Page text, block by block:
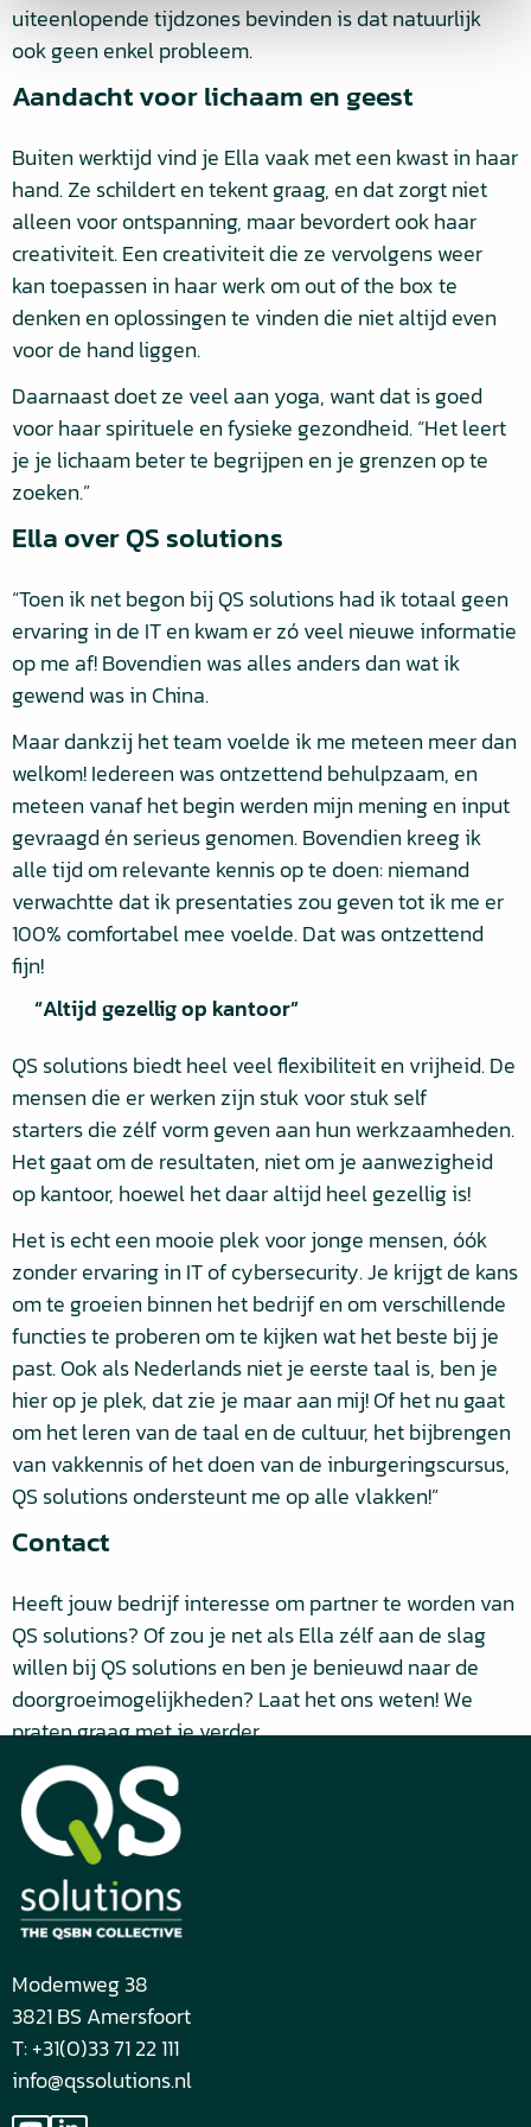
uiteenlopende tijdzones bevinden is dat natuurlijk
ook geen enkel probleem.
Aandacht voor lichaam en geest
Buiten werktijd vind je Ella vaak met een kwast in haar
hand. Ze schildert en tekent graag, en dat zorgt niet
alleen voor ontspanning, maar bevordert ook haar
creativiteit. Een creativiteit die ze vervolgens weer
kan toepassen in haar werk om out of the box te
denken en oplossingen te vinden die niet altijd even
voor de hand liggen.
Daarnaast doet ze veel aan yoga, want dat is goed
voor haar spirituele en fysieke gezondheid. “Het leert
je je lichaam beter te begrijpen en je grenzen op te
zoeken.”
Ella over QS solutions
“Toen ik net begon bij QS solutions had ik totaal geen
ervaring in de IT en kwam er zó veel nieuwe informatie
op me af! Bovendien was alles anders dan wat ik
gewend was in China.
Maar dankzij het team voelde ik me meteen meer dan
welkom! Iedereen was ontzettend behulpzaam, en
meteen vanaf het begin werden mijn mening en input
gevraagd én serieus genomen. Bovendien kreeg ik
alle tijd om relevante kennis op te doen: niemand
verwachtte dat ik presentaties zou geven tot ik me er
100% comfortabel mee voelde. Dat was ontzettend
fijn!
“Altijd gezellig op kantoor”
QS solutions biedt heel veel flexibiliteit en vrijheid. De
mensen die er werken zijn stuk voor stuk self
starters die zélf vorm geven aan hun werkzaamheden.
Het gaat om de resultaten, niet om je aanwezigheid
op kantoor, hoewel het daar altijd heel gezellig is!
Het is echt een mooie plek voor jonge mensen, óók
zonder ervaring in IT of cybersecurity. Je krijgt de kans
om te groeien binnen het bedrijf en om verschillende
functies te proberen om te kijken wat het beste bij je
past. Ook als Nederlands niet je eerste taal is, ben je
hier op je plek, dat zie je maar aan mij! Of het nu gaat
om het leren van de taal en de cultuur, het bijbrengen
van vakkennis of het doen van de inburgeringscursus,
QS solutions ondersteunt me op alle vlakken!”
Contact
Heeft jouw bedrijf interesse om partner te worden van
QS solutions? Of zou je net als Ella zélf aan de slag
willen bij QS solutions en ben je benieuwd naar de
doorgroeimogelijkheden? Laat het ons weten! We
praten graag met je verder.
Modemweg 38
3821 BS Amersfoort
T: +31(0)33 71 22 111
info@qssolutions.nl